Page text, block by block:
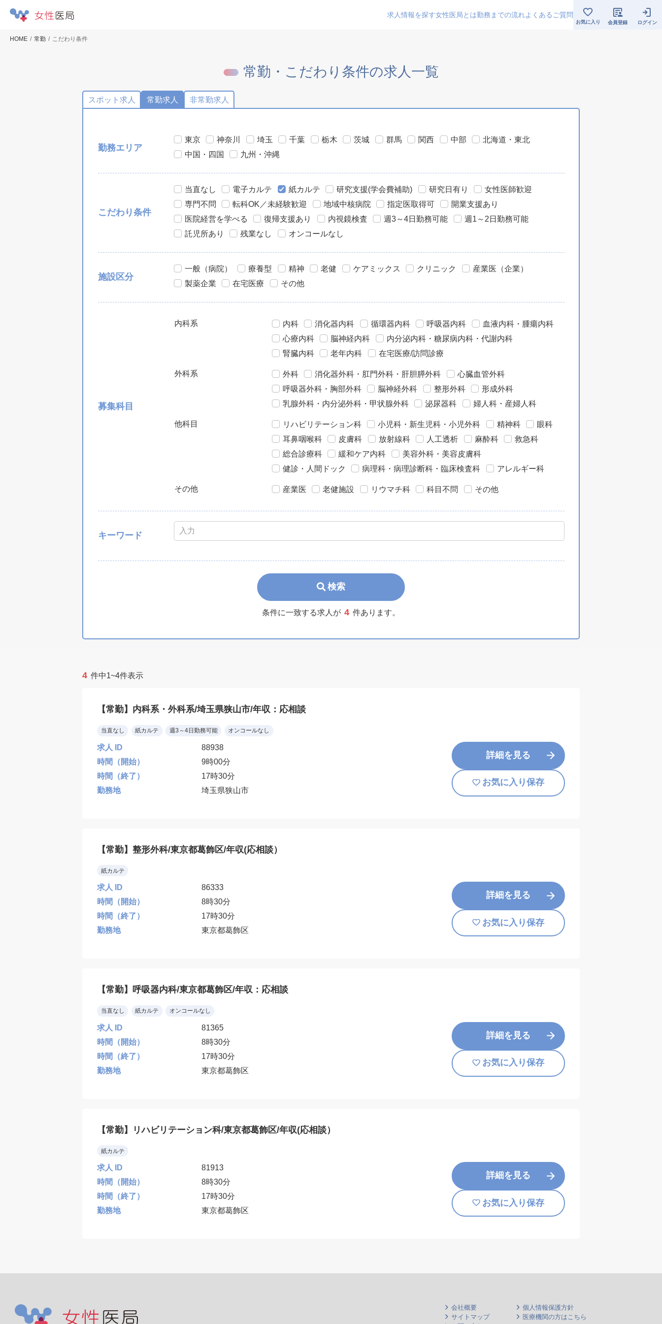
求人情報を探す女性医局とは勤務までの流れよくあるご質問
お気に入り 会員登録 ログイン
HOME 常勤 こだわり条件
常勤・こだわり条件の求人一覧
スポット求人 常勤求人 非常勤求人
勤務エリア
東京 神奈川 埼玉 千葉 栃木 茨城 群馬 関西 中部
北海道・東北
中国・四国
九州・沖縄
こだわり条件
当直なし 電子カルテ 紙カルテ 研究支援(学会費補助) 研究日有り
女性医師歓迎
専門不問
転科OK／未経験歓迎 地域中核病院 指定医取得可
開業支援あり
医院経営を学べる
復帰支援あり 内視鏡検査 週3～4日勤務可能
週1～2日勤務可能
託児所あり
残業なし オンコールなし
施設区分
一般（病院） 療養型 精神 老健 ケアミックス クリニック
産業医（企業）
製薬企業
在宅医療 その他
募集科目
内科系 内科 消化器内科 循環器内科 呼吸器内科
血液内科・腫瘍内科
心療内科
脳神経内科
内分泌内科・糖尿病内科・代謝内科
腎臓内科
老年内科 在宅医療/訪問診療
外科系 外科 消化器外科・肛門外科・肝胆膵外科
心臓血管外科
呼吸器外科・胸部外科
脳神経外科 整形外科
形成外科
乳腺外科・内分泌外科・甲状腺外科
泌尿器科 婦人科・産婦人科
他科目 リハビリテーション科 小児科・新生児科・小児外科 精神科
眼科
耳鼻咽喉科
皮膚科 放射線科 人工透析 麻酔科
救急科
総合診療科
緩和ケア内科
美容外科・美容皮膚科
健診・人間ドック
病理科・病理診断科・臨床検査科 アレルギー科
その他 産業医 老健施設 リウマチ科 科目不問 その他
キーワード
検索
条件に一致する求人が 4 件あります。
4 件中1~4件表示
【常勤】内科系・外科系/埼玉県狭山市/年収：応相談
当直なし 紙カルテ 週3～4日勤務可能 オンコールなし
求人 ID
88938
時間（開始）
9時00分
時間（終了）
17時30分
勤務地
埼玉県狭山市
詳細を見る
お気に入り保存
【常勤】整形外科/東京都葛飾区/年収(応相談）
紙カルテ
求人 ID
86333
時間（開始）
8時30分
時間（終了）
17時30分
勤務地
東京都葛飾区
詳細を見る
お気に入り保存
【常勤】呼吸器内科/東京都葛飾区/年収：応相談
当直なし 紙カルテ オンコールなし
求人 ID
81365
時間（開始）
8時30分
時間（終了）
17時30分
勤務地
東京都葛飾区
詳細を見る
お気に入り保存
【常勤】リハビリテーション科/東京都葛飾区/年収(応相談）
紙カルテ
求人 ID
81913
時間（開始）
8時30分
時間（終了）
17時30分
勤務地
東京都葛飾区
詳細を見る
お気に入り保存
会社概要
個人情報保護方針
サイトマップ
医療機関の方はこちら